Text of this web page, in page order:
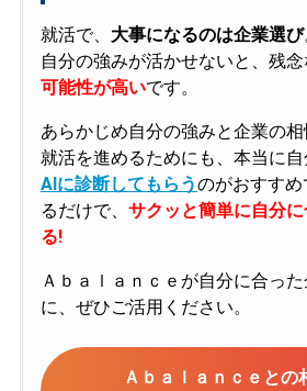
就活で、 大事になるのは企業選び
自分の強みが活かせないと、残念
可能性が高いです。
あらかじめ自分の強みと企業の
就活を進めるためにも、本当に
AIに診断してもらうのがおすすめ
るだけで、 サクッと簡単に自分
る!
Ａｂａｌａｎｃｅが自分に合っ
に、ぜひご活用ください。
Ａｂａｌａｎｃｅとの